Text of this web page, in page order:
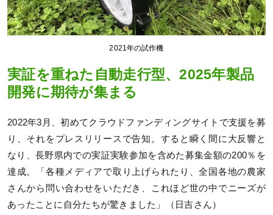
2021年の試作機
実証を重ねた自動走行型、2025年製品
開発に期待が集まる
2022年3月、初めてクラウドファンディングサイトで支援を募
り、それをプレスリリースで告知。すると瞬く間に大反響と
なり、長野県内での実証実験参加を含めた募集金額の200％を
達成。「各種メディアで取り上げられたり、全国各地の農家
さんから問い合わせをいただき、これほど世の中でニーズが
あったことに自分たちが驚きました」（日吉さん）